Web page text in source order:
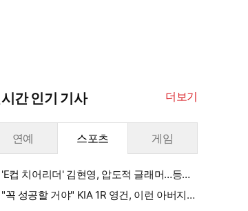
간 인기 기사 더보기
연예 스포츠 게임
'E컵 치어리더' 김현영, 압도적 글래머…등장
로 팬들 초토화
"꼭 성공할 거야" KIA 1R 영건, 이런 아버지